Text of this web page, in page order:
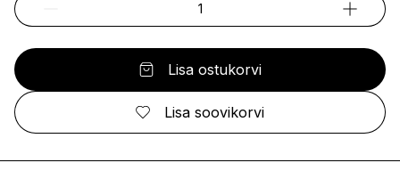
Lisa ostukorvi
Lisa soovikorvi